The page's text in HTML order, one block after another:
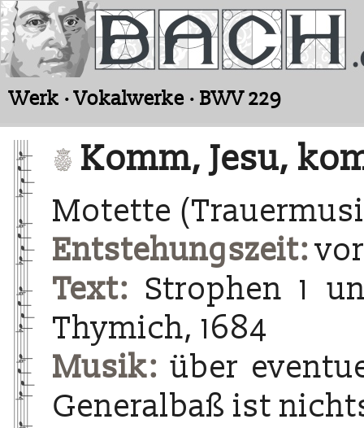
Werk · Vokalwerke · BWV 229
Komm, Jesu,
Motette
Entstehungszeit:
Text: Strophen 1
Thymich, 1684
Musik: über
Generalbaß ist